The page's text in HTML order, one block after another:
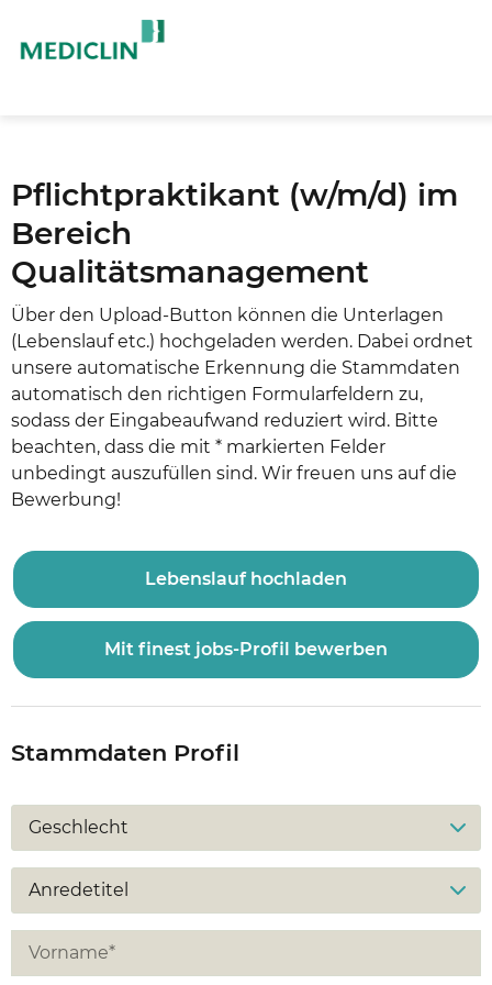
Pflichtpraktikant (w/m/d) im
Bereich
Qualitätsmanagement
Über den Upload-Button können die Unterlagen
(Lebenslauf etc.) hochgeladen werden. Dabei ordnet
unsere automatische Erkennung die Stammdaten
automatisch den richtigen Formularfeldern zu,
sodass der Eingabeaufwand reduziert wird. Bitte
beachten, dass die mit * markierten Felder
unbedingt auszufüllen sind. Wir freuen uns auf die
Bewerbung!
Lebenslauf hochladen
Mit finest jobs-Profil bewerben
Stammdaten Profil
Geschlecht
Anredetitel